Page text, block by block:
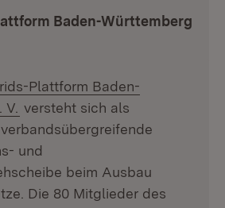
Baden-Württemberg
Plattform Baden-
(Öffnet in neuem Fenster)
versteht sich als
und
beim Ausbau
Die 80 Mitglieder des